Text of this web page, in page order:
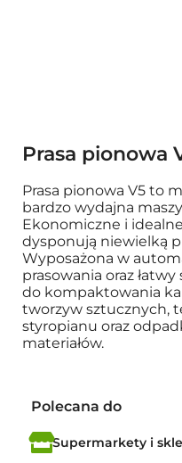
Prasa pionowa
Prasa pionowa V5 to
bardzo wydajna
Ekonomiczne i
dysponują niewielką
Wyposażona w
prasowania oraz
do kompaktowania
tworzyw sztucznych,
styropianu oraz
materiałów.
Polecana do
Supermarkety i